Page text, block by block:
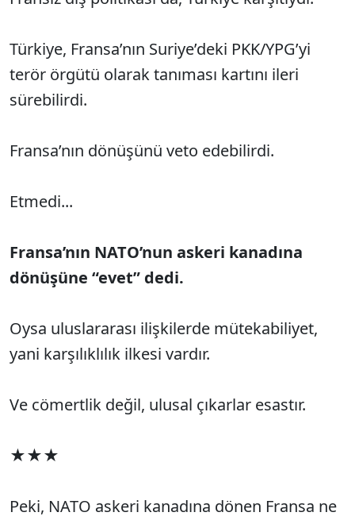
Türkiye, Fransa’nın Suriye’deki PKK/YPG’yi
terör örgütü olarak tanıması kartını ileri
sürebilirdi.
Fransa’nın dönüşünü veto edebilirdi.
Etmedi...
Fransa’nın NATO’nun askeri kanadına
dönüşüne “evet” dedi.
Oysa uluslararası ilişkilerde mütekabiliyet,
yani karşılıklılık ilkesi vardır.
Ve cömertlik değil, ulusal çıkarlar esastır.
★★★
Peki, NATO askeri kanadına dönen Fransa ne